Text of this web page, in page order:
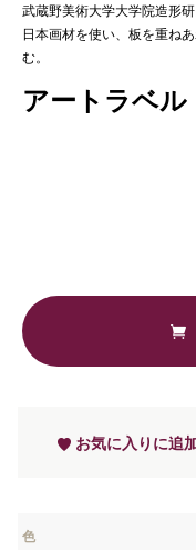
武蔵野美術大学大学院造形
日本画材を使い、板を重ね
む。
アートラベル
お気に入りに追
色